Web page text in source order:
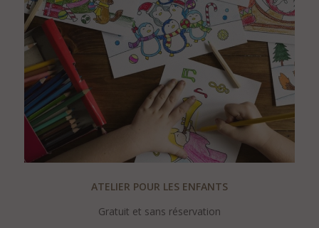
ATELIER POUR LES ENFANTS
Gratuit et sans réservation